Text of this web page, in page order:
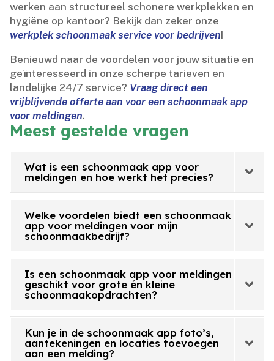
werken aan structureel schonere werkplekken en
hygiëne op kantoor? Bekijk dan zeker onze
werkplek schoonmaak service voor bedrijven!
Benieuwd naar de voordelen voor jouw situatie en
geïnteresseerd in onze scherpe tarieven en
landelijke 24/7 service? Vraag direct een
vrijblijvende offerte aan voor een schoonmaak app
voor meldingen.​
Meest gestelde vragen
Wat is een schoonmaak app voor
meldingen en hoe werkt het precies?
Welke voordelen biedt een schoonmaak
app voor meldingen voor mijn
schoonmaakbedrijf?
Is een schoonmaak app voor meldingen
geschikt voor grote én kleine
schoonmaakopdrachten?
Kun je in de schoonmaak app foto’s,
aantekeningen en locaties toevoegen
aan een melding?